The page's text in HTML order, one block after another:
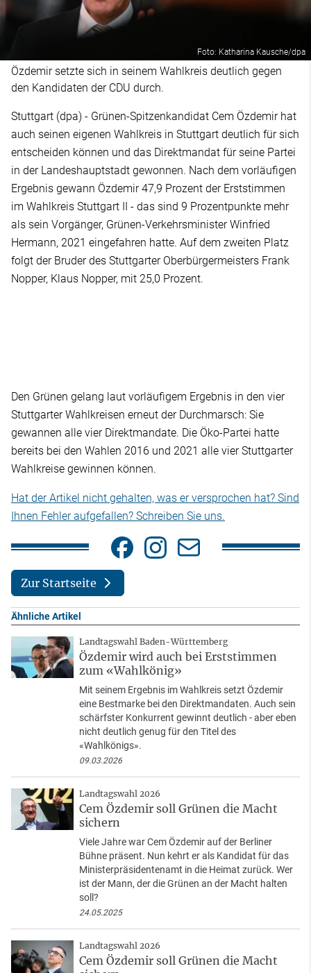
Foto: Katharina Kausche/dpa
Özdemir setzte sich in seinem Wahlkreis deutlich gegen
den Kandidaten der CDU durch.
Stuttgart (dpa) - Grünen-Spitzenkandidat Cem Özdemir hat
auch seinen eigenen Wahlkreis in Stuttgart deutlich für sich
entscheiden können und das Direktmandat für seine Partei
in der Landeshauptstadt gewonnen. Nach dem vorläufigen
Ergebnis gewann Özdemir 47,9 Prozent der Erststimmen
im Wahlkreis Stuttgart II - das sind 9 Prozentpunkte mehr
als sein Vorgänger, Grünen-Verkehrsminister Winfried
Hermann, 2021 eingefahren hatte. Auf dem zweiten Platz
folgt der Bruder des Stuttgarter Oberbürgermeisters Frank
Nopper, Klaus Nopper, mit 25,0 Prozent.
Den Grünen gelang laut vorläufigem Ergebnis in den vier
Stuttgarter Wahlkreisen erneut der Durchmarsch: Sie
gewannen alle vier Direktmandate. Die Öko-Partei hatte
bereits bei den Wahlen 2016 und 2021 alle vier Stuttgarter
Wahlkreise gewinnen können.
Hat der Artikel nicht gehalten, was er versprochen hat? Sind
Ihnen Fehler aufgefallen? Schreiben Sie uns.
Zur Startseite
Ähnliche Artikel
Landtagswahl Baden-Württemberg
Özdemir wird auch bei Erststimmen
zum «Wahlkönig»
Mit seinem Ergebnis im Wahlkreis setzt Özdemir
eine Bestmarke bei den Direktmandaten. Auch sein
schärfster Konkurrent gewinnt deutlich - aber eben
nicht deutlich genug für den Titel des
«Wahlkönigs».
09.03.2026
Landtagswahl 2026
Cem Özdemir soll Grünen die Macht
sichern
Viele Jahre war Cem Özdemir auf der Berliner
Bühne präsent. Nun kehrt er als Kandidat für das
Ministerpräsidentenamt in die Heimat zurück. Wer
ist der Mann, der die Grünen an der Macht halten
soll?
24.05.2025
Landtagswahl 2026
Cem Özdemir soll Grünen die Macht